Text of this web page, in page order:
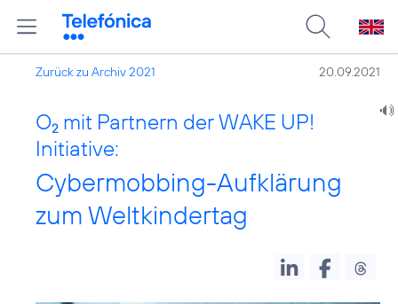
Zurück zu Archiv 2021 20.09.2021
O2 mit Partnern der WAKE UP!
Initiative:
Cybermobbing-Aufklärung
zum Weltkindertag